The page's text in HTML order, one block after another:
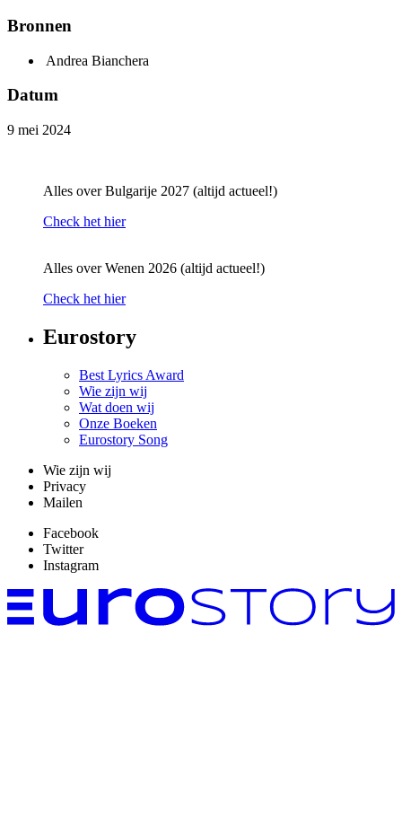
Bronnen
Andrea Bianchera
Datum
9 mei 2024
Alles over Bulgarije 2027 (altijd actueel!)
Check het hier
Alles over Wenen 2026 (altijd actueel!)
Check het hier
Eurostory
Best Lyrics Award
Wie zijn wij
Wat doen wij
Onze Boeken
Eurostory Song
Wie zijn wij
Privacy
Mailen
Facebook
Twitter
Instagram